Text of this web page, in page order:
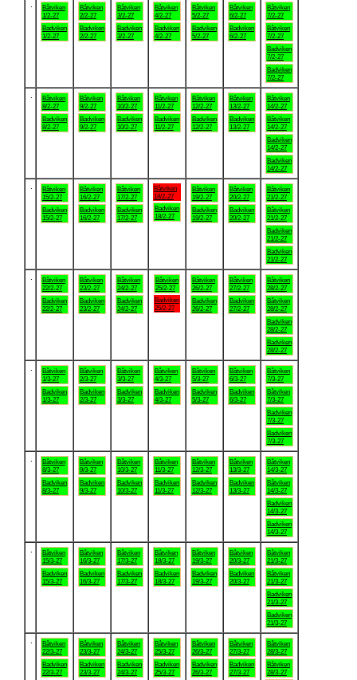
Båtviken
1/2-27
Badviken
1/2-27
Båtviken
2/2-27
Badviken
2/2-27
Båtviken
3/2-27
Badviken
3/2-27
Båtviken
4/2-27
Badviken
4/2-27
Båtviken
5/2-27
Badviken
5/2-27
Båtviken
6/2-27
Badviken
6/2-27
Båtviken
7/2-27
Båtviken
7/2-27
Badviken
7/2-27
Badviken
7/2-27
Båtviken
8/2-27
Badviken
8/2-27
Båtviken
9/2-27
Badviken
9/2-27
Båtviken
10/2-27
Badviken
10/2-27
Båtviken
11/2-27
Badviken
11/2-27
Båtviken
12/2-27
Badviken
12/2-27
Båtviken
13/2-27
Badviken
13/2-27
Båtviken
14/2-27
Båtviken
14/2-27
Badviken
14/2-27
Badviken
14/2-27
Båtviken
15/2-27
Badviken
15/2-27
Båtviken
16/2-27
Badviken
16/2-27
Båtviken
17/2-27
Badviken
17/2-27
Båtviken
18/2-27
Badviken
18/2-27
Båtviken
19/2-27
Badviken
19/2-27
Båtviken
20/2-27
Badviken
20/2-27
Båtviken
21/2-27
Båtviken
21/2-27
Badviken
21/2-27
Badviken
21/2-27
Båtviken
22/2-27
Badviken
22/2-27
Båtviken
23/2-27
Badviken
23/2-27
Båtviken
24/2-27
Badviken
24/2-27
Båtviken
25/2-27
Badviken
25/2-27
Båtviken
26/2-27
Badviken
26/2-27
Båtviken
27/2-27
Badviken
27/2-27
Båtviken
28/2-27
Båtviken
28/2-27
Badviken
28/2-27
Badviken
28/2-27
Båtviken
1/3-27
Badviken
1/3-27
Båtviken
2/3-27
Badviken
2/3-27
Båtviken
3/3-27
Badviken
3/3-27
Båtviken
4/3-27
Badviken
4/3-27
Båtviken
5/3-27
Badviken
5/3-27
Båtviken
6/3-27
Badviken
6/3-27
Båtviken
7/3-27
Båtviken
7/3-27
Badviken
7/3-27
Badviken
7/3-27
Båtviken
8/3-27
Badviken
8/3-27
Båtviken
9/3-27
Badviken
9/3-27
Båtviken
10/3-27
Badviken
10/3-27
Båtviken
11/3-27
Badviken
11/3-27
Båtviken
12/3-27
Badviken
12/3-27
Båtviken
13/3-27
Badviken
13/3-27
Båtviken
14/3-27
Båtviken
14/3-27
Badviken
14/3-27
Badviken
14/3-27
Båtviken
15/3-27
Badviken
15/3-27
Båtviken
16/3-27
Badviken
16/3-27
Båtviken
17/3-27
Badviken
17/3-27
Båtviken
18/3-27
Badviken
18/3-27
Båtviken
19/3-27
Badviken
19/3-27
Båtviken
20/3-27
Badviken
20/3-27
Båtviken
21/3-27
Båtviken
21/3-27
Badviken
21/3-27
Badviken
21/3-27
Båtviken
22/3-27
Badviken
22/3-27
Båtviken
23/3-27
Badviken
23/3-27
Båtviken
24/3-27
Badviken
24/3-27
Båtviken
25/3-27
Badviken
25/3-27
Båtviken
26/3-27
Badviken
26/3-27
Båtviken
27/3-27
Badviken
27/3-27
Båtviken
28/3-27
Båtviken
28/3-27